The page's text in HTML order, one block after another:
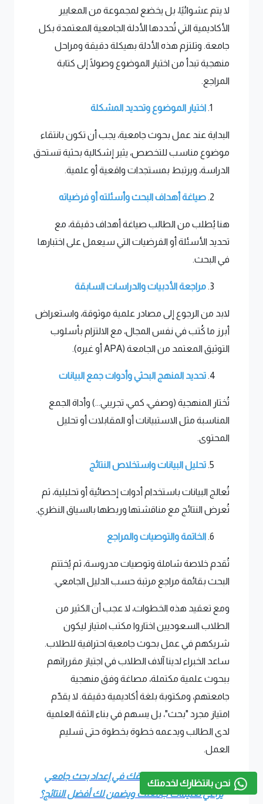
نحن بانتظارك لخدمتك
لا يتم عشوائيًا، بل يخضع لمجموعة من المعايير
الأكاديمية التي تُحددها الأدلة الجامعية المعتمدة بكل
جامعة. وتلتزم هذه الأدلة بهيكلة دقيقة ومراحل
منهجية تبدأ من اختيار الموضوع وصولًا إلى كتابة
المراجع.
اختيار الموضوع وتحديد المشكلة
البداية عند عمل بحوث جامعية، يجب أن تكون بانتقاء
موضوع مناسب للتخصص، يثير إشكالية بحثية تستحق
الدراسة، ويرتبط بمستجدات واقعية أو علمية.
صياغة أهداف البحث وأسئلته أو فرضياته
هنا يُطلب من الطالب صياغة أهداف دقيقة، مع
تحديد الأسئلة أو الفرضيات التي سيعمل على اختبارها
في البحث.
مراجعة الأدبيات والدراسات السابقة
لابد من الرجوع إلى مصادر علمية موثوقة، واستعراض
أبرز ما كُتب في نفس المجال، مع الالتزام بأسلوب
التوثيق المعتمد من الجامعة (APA أو غيره).
تحديد المنهج البحثي وأدوات جمع البيانات
تُختار المنهجية (وصفي، كمي، تجريبي...) وأداة الجمع
المناسبة مثل الاستبيانات أو المقابلات أو تحليل
المحتوى.
تحليل البيانات واستخلاص النتائج
تُعالج البيانات باستخدام أدوات إحصائية أو تحليلية، ثم
تُعرض النتائج مع مناقشتها وربطها بالسياق النظري.
الخاتمة والتوصيات والمراجع
تُقدم خلاصة شاملة وتوصيات مدروسة، ثم يُختتم
البحث بقائمة مراجع مرتبة حسب الدليل الجامعي.
ومع تعقيد هذه الخطوات، لا عجب أن الكثير من
الطلاب السعوديين اختاروا مكتب امتياز ليكون
شريكهم في عمل بحوث جامعية احترافية للطلاب.
ساعد الخبراء لدينا آلاف الطلاب في اجتياز مقرراتهم
ببحوث علمية مكتملة، مصاغة وفق منهجية
جامعتهم، ومكتوبة بلغة أكاديمية دقيقة. لا يقدّم
امتياز مجرد "بحث"، بل يسهم في بناء الثقة العلمية
لدى الطالب ويدعمه خطوة بخطوة حتى تسليم
العمل.
هل تحتاج إلى من يرافقك في إعداد بحث جامعي
يراعي تعليمات جامعتك ويضمن لك أفضل النتائج؟